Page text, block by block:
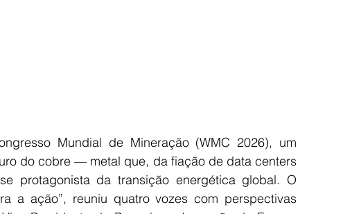
Mundial de Mineração (WMC 2026), um
do cobre — metal que, da fiação de data centers
protagonista da transição energética global. O
a ação”, reuniu quatro vozes com perspectivas